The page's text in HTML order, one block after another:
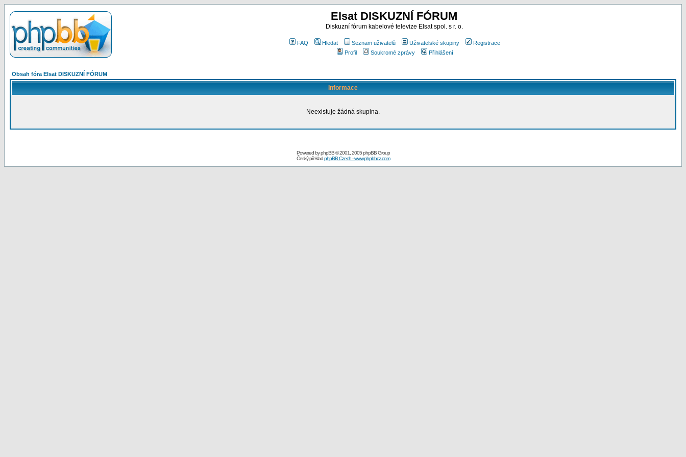
Elsat DISKUZNÍ FÓRUM
Diskuzní fórum kabelové televize Elsat spol. s r. o.
FAQ Hledat Seznam uživatelů Uživatelské skupiny
Registrace
Profil
Soukromé zprávy Přihlášení
Obsah fóra Elsat DISKUZNÍ FÓRUM
Informace
Neexistuje žádná skupina.
Powered byphpBB© 2001, 2005 phpBB Group
Český překladphpBB Czech - www.phpbbcz.com